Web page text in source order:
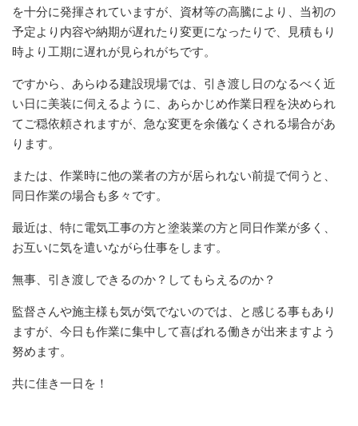
を十分に発揮されていますが、資材等の高騰により、当初の
予定より内容や納期が遅れたり変更になったりで、見積もり
時より工期に遅れが見られがちです。
ですから、あらゆる建設現場では、引き渡し日のなるべく近
い日に美装に伺えるように、あらかじめ作業日程を決められ
てご穏依頼されますが、急な変更を余儀なくされる場合があ
ります。
または、作業時に他の業者の方が居られない前提で伺うと、
同日作業の場合も多々です。
最近は、特に電気工事の方と塗装業の方と同日作業が多く、
お互いに気を遣いながら仕事をします。
無事、引き渡しできるのか？してもらえるのか？
監督さんや施主様も気が気でないのでは、と感じる事もあり
ますが、今日も作業に集中して喜ばれる働きが出来ますよう
努めます。
共に佳き一日を！